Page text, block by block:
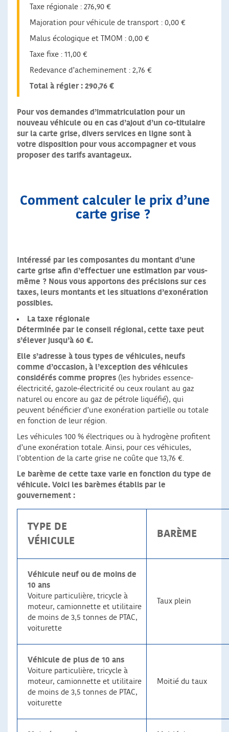
Taxe régionale : 276,90 €
Majoration pour véhicule de transport : 0,00 €
Malus écologique et TMOM : 0,00 €
Taxe fixe : 11,00 €
Redevance d’acheminement : 2,76 €
Total à régler : 290,76 €
Pour vos demandes d’immatriculation pour un
nouveau véhicule ou en cas d’ajout d’un co-titulaire
sur la carte grise, divers services en ligne sont à
votre disposition pour vous accompagner et vous
proposer des tarifs avantageux.
Comment calculer le prix d’une
carte grise ?
Intéressé par les composantes du montant d’une
carte grise afin d’effectuer une estimation par vous-
même ? Nous vous apportons des précisions sur ces
taxes, leurs montants et les situations d’exonération
possibles.
La taxe régionale
Déterminée par le conseil régional, cette taxe peut
s’élever jusqu’à 60 €.
Elle s’adresse à tous types de véhicules, neufs
comme d’occasion, à l’exception des véhicules
considérés comme propres (les hybrides essence-
électricité, gazole-électricité ou ceux roulant au gaz
naturel ou encore au gaz de pétrole liquéfié), qui
peuvent bénéficier d’une exonération partielle ou totale
en fonction de leur région.
Les véhicules 100 % électriques ou à hydrogène profitent
d’une exonération totale. Ainsi, pour ces véhicules,
l’obtention de la carte grise ne coûte que 13,76 €.
Le barème de cette taxe varie en fonction du type de
véhicule. Voici les barèmes établis par le
gouvernement :
TYPE DE
VÉHICULE
BARÈME
Véhicule neuf ou de moins de
10 ans
Voiture particulière, tricycle à
moteur, camionnette et utilitaire
de moins de 3,5 tonnes de PTAC,
voiturette
Taux plein
Véhicule de plus de 10 ans
Voiture particulière, tricycle à
moteur, camionnette et utilitaire
de moins de 3,5 tonnes de PTAC,
voiturette
Moitié du taux